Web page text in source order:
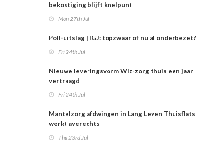
bekostiging blijft knelpunt
Mon 27th Jul
Poll-uitslag | IGJ: topzwaar of nu al onderbezet?
Fri 24th Jul
Nieuwe leveringsvorm Wlz-zorg thuis een jaar
vertraagd
Fri 24th Jul
Mantelzorg afdwingen in Lang Leven Thuisflats
werkt averechts
Thu 23rd Jul